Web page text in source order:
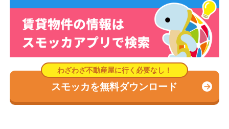
スモッカを無料ダウンロード